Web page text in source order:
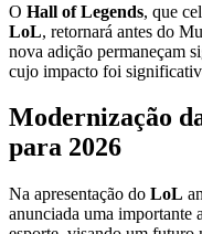
O Hall of Legends, que
LoL, retornará antes do
nova adição permaneçam
cujo impacto foi
Modernização
para 2026
Na apresentação do LoL
anunciada uma importante